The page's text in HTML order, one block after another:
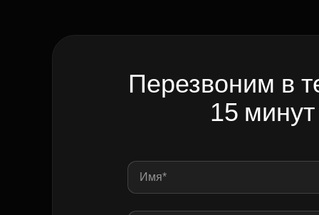
Перезвоним в
15 минут